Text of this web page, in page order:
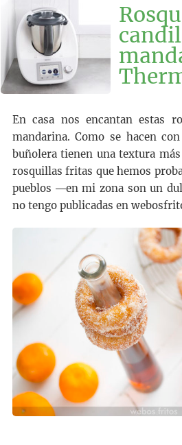
En casa nos encantan estas
mandarina. Como se hacen
buñolera tienen una textura
rosquillas fritas que hemos
pueblos ―en mi zona son un
no tengo publicadas en